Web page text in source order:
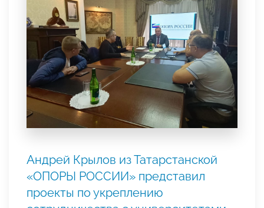
Андрей Крылов из Татарстанской
«ОПОРЫ РОССИИ» представил
проекты по укреплению